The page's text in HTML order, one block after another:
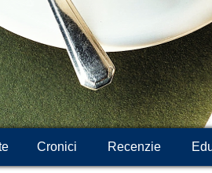
Cronici Recenzie